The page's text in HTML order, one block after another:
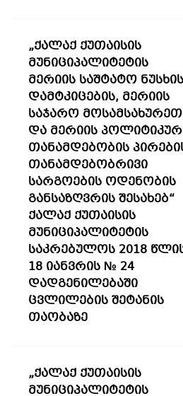
„ქალაქ ქუთაისის
მუნიციპალიტეტის
მერიის საშტატო ნუსხის
დამტკიცების, მერიის
საჯარო
და მერიის
თანამდებობის
თანამდებობრივი
სარგოების ოდენობის
განსაზღვრის შესახებ“
ქალაქ ქუთაისის
მუნიციპალიტეტის
საკრებულოს 2018
18 იანვრის № 24
დადგენილებაში
ცვლილების შეტანის
თაობაზე
„ქალაქ ქუთაისის
მუნიციპალიტეტის